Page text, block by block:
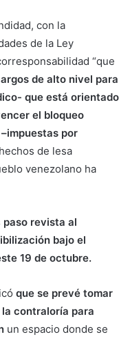
con la
de la Ley
“que
de alto nivel para
que está orientado
el bloqueo
por
de lesa
venezolano ha
paso revista al
bajo el
19 de octubre.
que se prevé tomar
contraloría para
un espacio donde se